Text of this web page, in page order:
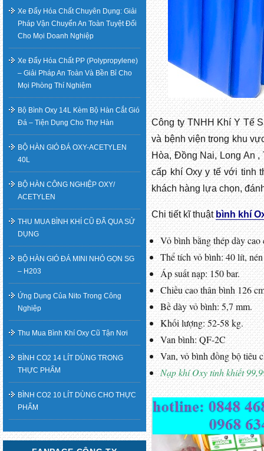
Công ty TNHH Khí Y Tế
và bệnh viện trong khu
Hòa, Đồng Nai, Long An
cấp khí Oxy y tế với tinh
khách hàng lựa chọn,
Chi tiết kĩ thuậtbình khí
Vỏ bình bằng thép dày cao
Thể tích vỏ bình: 40 lít,
Áp suất nạp: 150 bar.
Chiều cao thân bình 126
Bề dày vỏ bình: 5,7 mm.
Khối lượng: 52-58 kg.
Van bình: QF-2C
Van, vỏ bình đồng bộ tiêu
Nạp khí Oxy tinh khiết
Xe Đẩy Hóa Chất Chuyên Dụng: Giải
Pháp Vận Chuyển An Toàn Tuyệt Đối
Cho Mọi Doanh Nghiệp
Xe Đẩy Hóa Chất PP (Polypropylene)
– Giải Pháp An Toàn Và Bền Bỉ Cho
Mọi Phòng Thí Nghiệm
Bộ Bình Oxy 14L Kèm Bộ Hàn Cắt Gió
Đá – Tiện Dụng Cho Thợ Hàn
BỘ HÀN GIÓ ĐÁ OXY-ACETYLEN
40L
BỘ HÀN CÔNG NGHIỆP OXY/
ACETYLEN
THU MUA BÌNH KHÍ CŨ ĐÃ QUA SỬ
DỤNG
BỘ HÀN GIÓ ĐÁ MINI NHỎ GỌN SG
– H203
Ứng Dụng Của Nito Trong Công
Nghiệp
Thu Mua Bình Khí Oxy Cũ Tận Nơi
BÌNH CO2 14 LÍT DÙNG TRONG
THỰC PHẨM
BÌNH CO2 10 LÍT DÙNG CHO THỰC
PHẨM